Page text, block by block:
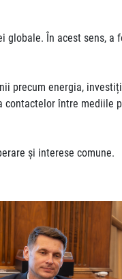
În acest sens, a
precum energia,
între mediile
și interese comune.